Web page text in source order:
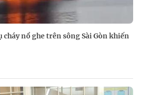
nổ ghe trên sông Sài Gòn khiến